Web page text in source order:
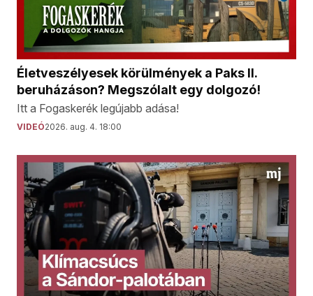
Életveszélyesek körülmények a Paks II.
beruházáson? Megszólalt egy dolgozó!
Itt a Fogaskerék legújabb adása!
VIDEÓ2026. aug. 4. 18:00